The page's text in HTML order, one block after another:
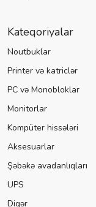
Kateqoriyalar
Noutbuklar
Printer və katriclər
PC və Monobloklar
Monitorlar
Kompüter hissələri
Aksesuarlar
Şəbəkə avadanlıqları
UPS
Digər